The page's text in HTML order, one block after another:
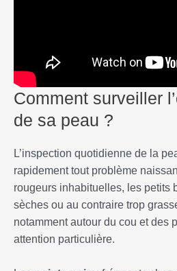
Comment surveiller
de sa peau ?
L’inspection quotidienne de la
rapidement tout problème
rougeurs inhabituelles, les petits
sèches ou au contraire trop
notamment autour du cou et des
attention particulière.